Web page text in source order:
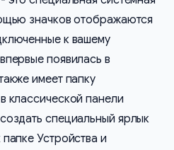
значков отображаются
к вашему
появилась ​​в
имеет папку
​​классической панели
специальный ярлык
Устройства и